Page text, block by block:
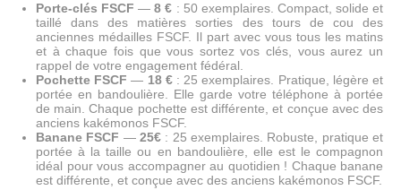
Porte-clés FSCF —8 € : 50 exemplaires. Compact, solide et
taillé dans des matières sorties des tours de cou des
anciennes médailles FSCF. Il part avec vous tous les matins
et à chaque fois que vous sortez vos clés, vous aurez un
rappel de votre engagement fédéral.
Pochette FSCF — 18 €: 25 exemplaires. Pratique, légère et
portée en bandoulière. Elle garde votre téléphone à portée
de main. Chaque pochette est différente, et conçue avec des
anciens kakémonos FSCF.
Banane FSCF —25€ : 25 exemplaires. Robuste, pratique et
portée à la taille ou en bandoulière, elle est le compagnon
idéal pour vous accompagner au quotidien ! Chaque banane
est différente, et conçue avec des anciens kakémonos FSCF.